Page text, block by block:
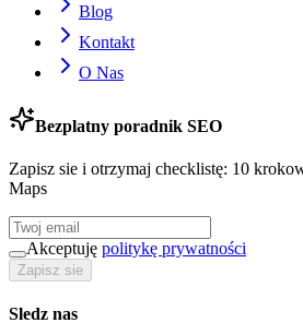
Blog
Kontakt
O Nas
Bezplatny poradnik SEO
Zapisz sie i otrzymaj checklistę: 10
Maps
Akceptuję politykę prywatności
Zapisz sie
Sledz nas